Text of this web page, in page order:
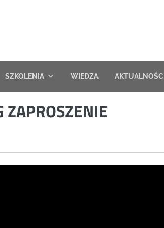
SZKOLENIA WIEDZA AKTUALNOŚCI